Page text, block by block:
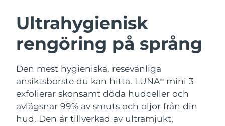
Ultrahygienisk
rengöring på språng
Den mest hygieniska, resevänliga
ansiktsborste du kan hitta. LUNATM
mini 3
exfolierar skonsamt döda hudceller och
avlägsnar 99% av smuts och oljor från din
hud. Den är tillverkad av ultramjukt,
LUNA™ 4-paket
Anti-aging massage
BEAR™ 2-paket
Microcurrent toning
Återfuktning Munvård
Österrike Förväntad leverans
Bahrain Förväntad leverans8/13/26
Belgien
Bermuda Förväntad leverans8/18/26
Bosnien och
Hercegovina
Förväntad leverans